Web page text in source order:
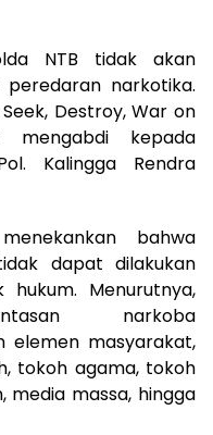
NTB tidak akan
narkotika.
Destroy, War on
kepada
Kalingga Rendra
bahwa
dapat dilakukan
Menurutnya,
narkoba
elemen masyarakat,
tokoh agama, tokoh
media massa, hingga